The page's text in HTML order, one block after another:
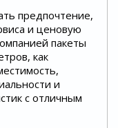
предпочтение,
и ценовую
пакеты
как
и
с отличным